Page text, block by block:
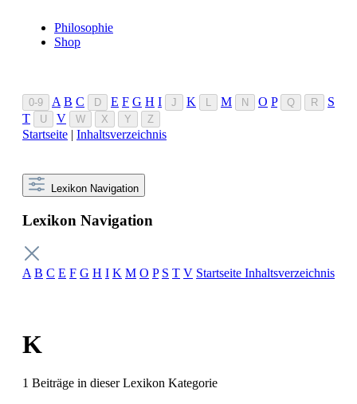
Philosophie
Shop
0-9 A B C D E F G H I J K L M N O P Q R
S
T
U V W X Y Z
Startseite | Inhaltsverzeichnis
Lexikon Navigation
Lexikon Navigation
A B C E F G H I K M O P S T V Startseite Inhaltsverzeichnis
K
1 Beiträge in dieser Lexikon Kategorie